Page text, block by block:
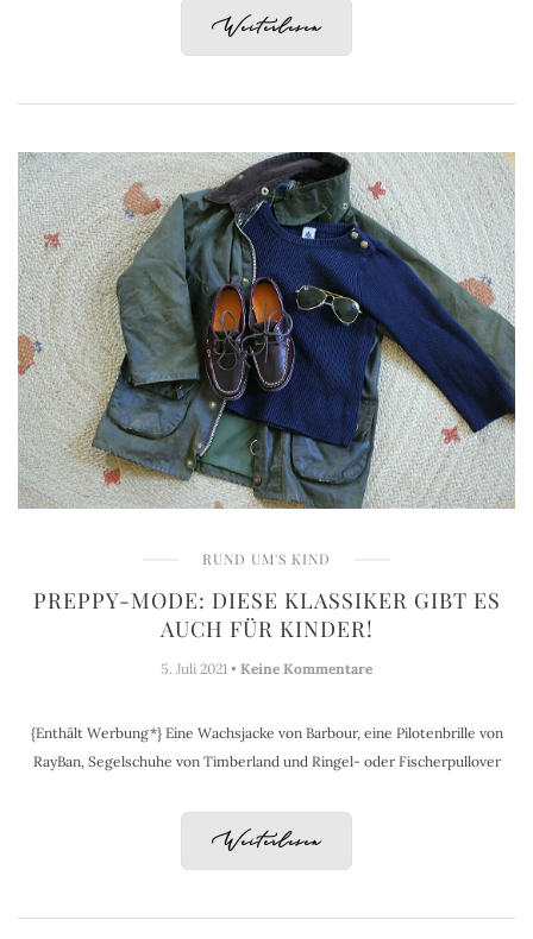
Weiterlesen
RUND UM'S KIND
PREPPY-MODE: DIESE KLASSIKER GIBT ES
AUCH FÜR KINDER!
5. Juli 2021 • Keine Kommentare
{Enthält Werbung*} Eine Wachsjacke von Barbour, eine Pilotenbrille von
RayBan, Segelschuhe von Timberland und Ringel- oder Fischerpullover
Weiterlesen